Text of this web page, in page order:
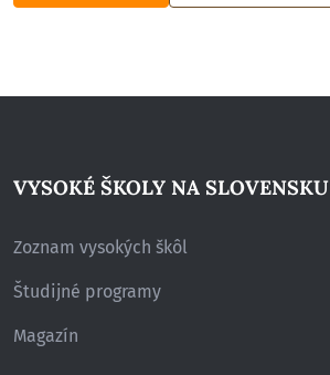
VYSOKÉ ŠKOLY NA SLOVENSKU
Zoznam vysokých škôl
Študijné programy
Magazín